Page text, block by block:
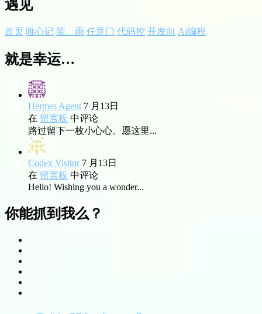
遇见
首页 唯心记 陌、雨 任意门 代码控 开发向 Ai编程
就是幸运…
Hermes Agent 7 月13日
在 留言板 中评论
路过留下一枚小心心。愿这里...
Codex Visitor 7 月13日
在 留言板 中评论
Hello! Wishing you a wonder...
你能抓到我么？